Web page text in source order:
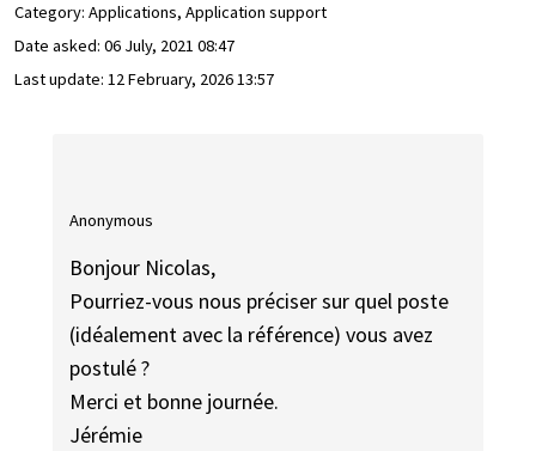
Category: Applications, Application support
Date asked: 06 July, 2021 08:47
Last update: 12 February, 2026 13:57
Anonymous
Bonjour Nicolas,
Pourriez-vous nous préciser sur quel poste
(idéalement avec la référence) vous avez
postulé ?
Merci et bonne journée.
Jérémie